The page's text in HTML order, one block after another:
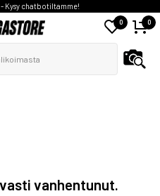
Kysy chatbotiltamme!
0 0
vanhentunut.